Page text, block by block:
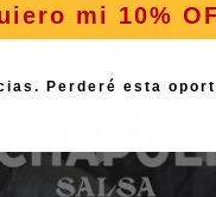
mi 10%
Perderé esta